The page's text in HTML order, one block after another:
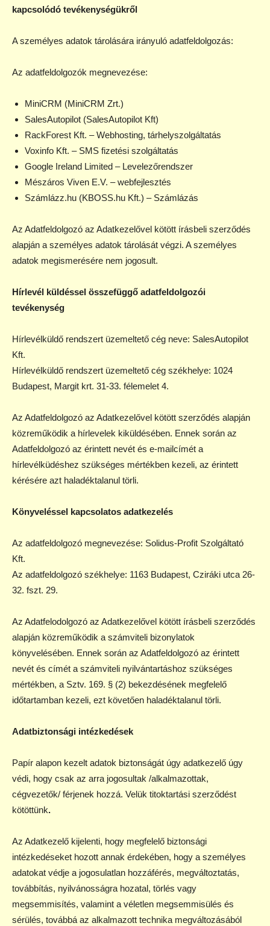
kapcsolódó tevékenységükről
A személyes adatok tárolására irányuló adatfeldolgozás:
Az adatfeldolgozók megnevezése:
MiniCRM (MiniCRM Zrt.)
SalesAutopilot (SalesAutopilot Kft)
RackForest Kft. – Webhosting, tárhelyszolgáltatás
Voxinfo Kft. – SMS fizetési szolgáltatás
Google Ireland Limited – Levelezőrendszer
Mészáros Viven E.V. – webfejlesztés
Számlázz.hu (KBOSS.hu Kft.) – Számlázás
Az Adatfeldolgozó az Adatkezelővel kötött írásbeli szerződés
alapján a személyes adatok tárolását végzi. A személyes
adatok megismerésére nem jogosult.
Hírlevél küldéssel összefüggő adatfeldolgozói
tevékenység
Hírlevélküldő rendszert üzemeltető cég neve: SalesAutopilot
Kft.
Hírlevélküldő rendszert üzemeltető cég székhelye: 1024
Budapest, Margit krt. 31-33. félemelet 4.
Az Adatfeldolgozó az Adatkezelővel kötött szerződés alapján
közreműködik a hírlevelek kiküldésében. Ennek során az
Adatfeldolgozó az érintett nevét és e-mailcímét a
hírlevélküdéshez szükséges mértékben kezeli, az érintett
kérésére azt haladéktalanul törli.
Könyveléssel kapcsolatos adatkezelés
Az adatfeldolgozó megnevezése: Solidus-Profit Szolgáltató
Kft.
Az adatfeldolgozó székhelye: 1163 Budapest, Cziráki utca 26-
32. fszt. 29.
Az Adatfelodolgozó az Adatkezelővel kötött írásbeli szerződés
alapján közreműködik a számviteli bizonylatok
könyvelésében. Ennek során az Adatfeldolgozó az érintett
nevét és címét a számviteli nyilvántartáshoz szükséges
mértékben, a Sztv. 169. § (2) bekezdésének megfelelő
időtartamban kezeli, ezt követően haladéktalanul törli.
Adatbiztonsági intézkedések
Papír alapon kezelt adatok biztonságát úgy adatkezelő úgy
védi, hogy csak az arra jogosultak /alkalmazottak,
cégvezetők/ férjenek hozzá. Velük titoktartási szerződést
kötöttünk.
Az Adatkezelő kijelenti, hogy megfelelő biztonsági
intézkedéseket hozott annak érdekében, hogy a személyes
adatokat védje a jogosulatlan hozzáférés, megváltoztatás,
továbbítás, nyilvánosságra hozatal, törlés vagy
megsemmisítés, valamint a véletlen megsemmisülés és
sérülés, továbbá az alkalmazott technika megváltozásából